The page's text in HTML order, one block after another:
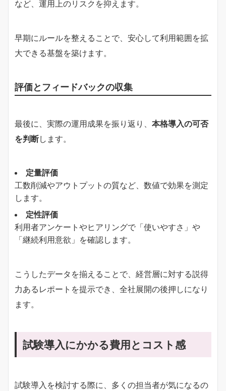
など、運用上のリスクを抑えます。
早期にルールを整えることで、安心して利用範囲を拡
大できる基盤を築けます。
評価とフィードバックの収集
最後に、実際の運用成果を振り返り、 本格導入の可否
を判断します。
定量評価
工数削減やアウトプットの質など、数値で効果を測定
します。
定性評価
利用者アンケートやヒアリングで「使いやすさ」や
「継続利用意欲」を確認します。
こうしたデータを揃えることで、経営層に対する説得
力あるレポートを提示でき、全社展開の後押しになり
ます。
試験導入にかかる費用とコスト感
試験導入を検討する際に、多くの担当者が気になるの